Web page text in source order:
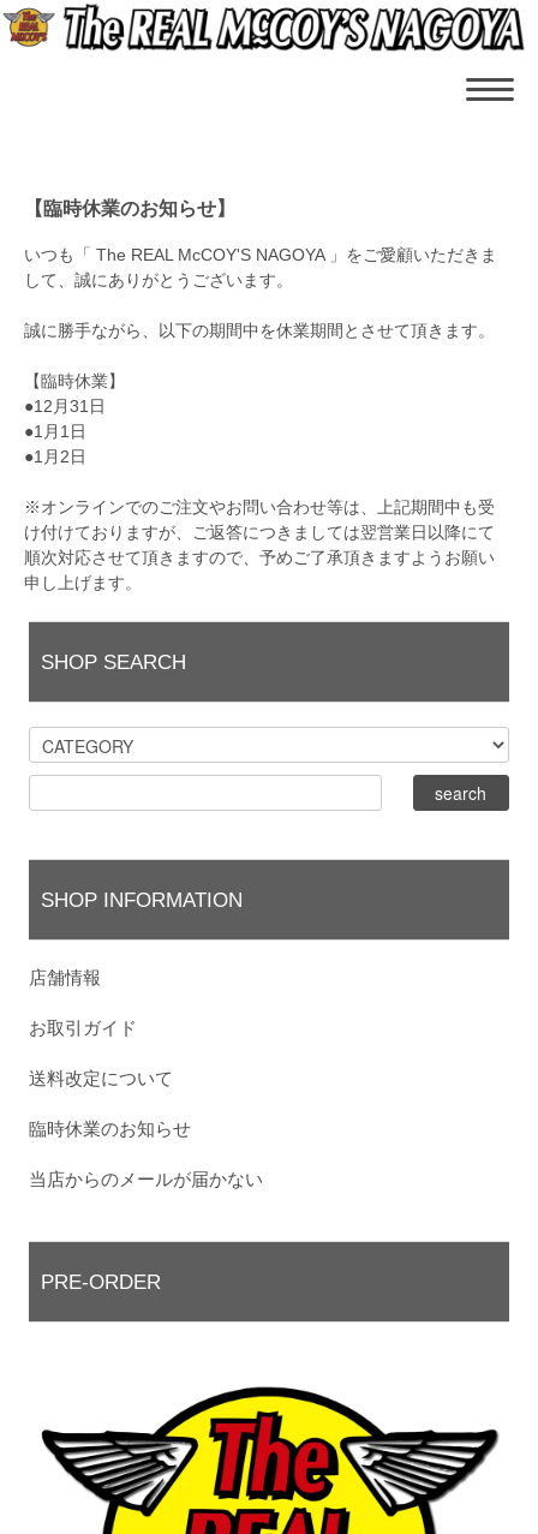
【臨時休業のお知らせ】
いつも「 The REAL McCOY'S NAGOYA 」をご愛顧いただきま
して、誠にありがとうございます。
誠に勝手ながら、以下の期間中を休業期間とさせて頂きます。
【臨時休業】
●12月31日
●1月1日
●1月2日
※オンラインでのご注文やお問い合わせ等は、上記期間中も受
け付けておりますが、ご返答につきましては翌営業日以降にて
順次対応させて頂きますので、予めご了承頂きますようお願い
申し上げます。
SHOP SEARCH
SHOP INFORMATION
店舗情報
お取引ガイド
送料改定について
臨時休業のお知らせ
当店からのメールが届かない
PRE-ORDER